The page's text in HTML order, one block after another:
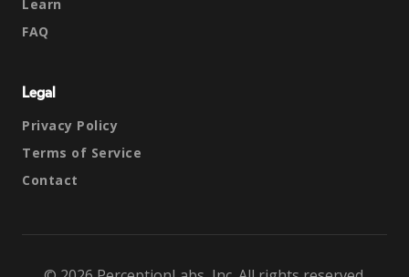
Learn
FAQ
Legal
Privacy Policy
Terms of Service
Contact